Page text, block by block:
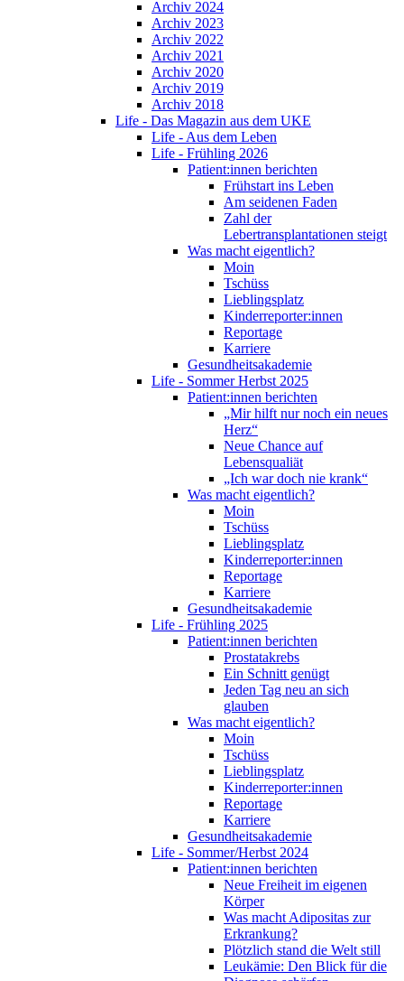
Archiv 2024
Archiv 2023
Archiv 2022
Archiv 2021
Archiv 2020
Archiv 2019
Archiv 2018
Life - Das Magazin aus dem UKE
Life - Aus dem Leben
Life - Frühling 2026
Patient:innen berichten
Frühstart ins Leben
Am seidenen Faden
Zahl der
Lebertransplantationen steigt
Was macht eigentlich?
Moin
Tschüss
Lieblingsplatz
Kinderreporter:innen
Reportage
Karriere
Gesundheitsakademie
Life - Sommer Herbst 2025
Patient:innen berichten
„Mir hilft nur noch ein neues
Herz“
Neue Chance auf
Lebensqualiät
„Ich war doch nie krank“
Was macht eigentlich?
Moin
Tschüss
Lieblingsplatz
Kinderreporter:innen
Reportage
Karriere
Gesundheitsakademie
Life - Frühling 2025
Patient:innen berichten
Prostatakrebs
Ein Schnitt genügt
Jeden Tag neu an sich
glauben
Was macht eigentlich?
Moin
Tschüss
Lieblingsplatz
Kinderreporter:innen
Reportage
Karriere
Gesundheitsakademie
Life - Sommer/Herbst 2024
Patient:innen berichten
Neue Freiheit im eigenen
Körper
Was macht Adipositas zur
Erkrankung?
Plötzlich stand die Welt still
Leukämie: Den Blick für die